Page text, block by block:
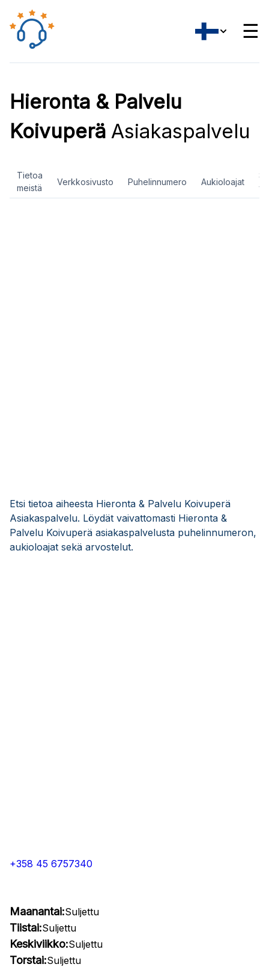
☰
Hieronta & Palvelu
Koivuperä Asiakaspalvelu
Tietoa
meistä
Verkkosivusto Puhelinnumero Aukioloajat
Etsi tietoa aiheesta Hieronta & Palvelu Koivuperä
Asiakaspalvelu. Löydät vaivattomasti Hieronta &
Palvelu Koivuperä asiakaspalvelusta puhelinnumeron,
aukioloajat sekä arvostelut.
+358 45 6757340
Maanantai:Suljettu
Tiistai:Suljettu
Keskiviikko:Suljettu
Torstai:Suljettu